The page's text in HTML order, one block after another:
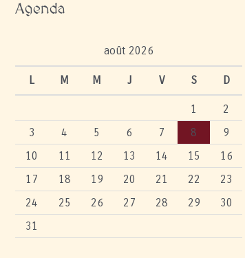
Agenda
août 2026
L M M J V S D
1
2
3
4 5 6 7 8
9
10
11 12 13 14 15
16
17
18 19 20 21 22
23
24
25 26 27 28 29
30
31